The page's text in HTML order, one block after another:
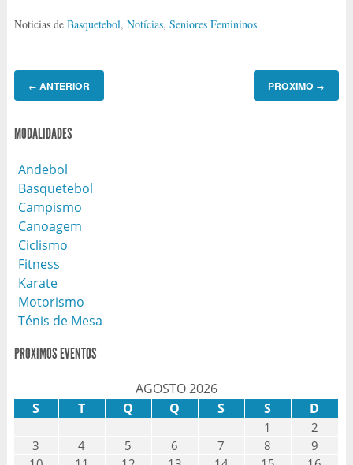
Noticias de Basquetebol, Notícias, Seniores Femininos
← ANTERIOR PROXIMO →
MODALIDADES
Andebol
Basquetebol
Campismo
Canoagem
Ciclismo
Fitness
Karate
Motorismo
Ténis de Mesa
PROXIMOS EVENTOS
AGOSTO 2026
S
T Q Q S S D
1
2
3
4 5 6 7 8
9